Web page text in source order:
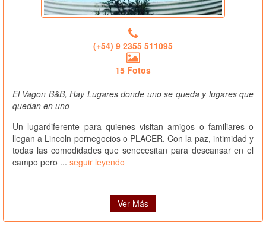
(+54) 9 2355 511095
15 Fotos
El Vagon B&B, Hay Lugares donde uno se queda y lugares que
quedan en uno
Un lugardiferente para quienes visitan amigos o familiares o
llegan a Lincoln pornegocios o PLACER. Con la paz, intimidad y
todas las comodidades que senecesitan para descansar en el
campo pero ... seguir leyendo
Ver Más